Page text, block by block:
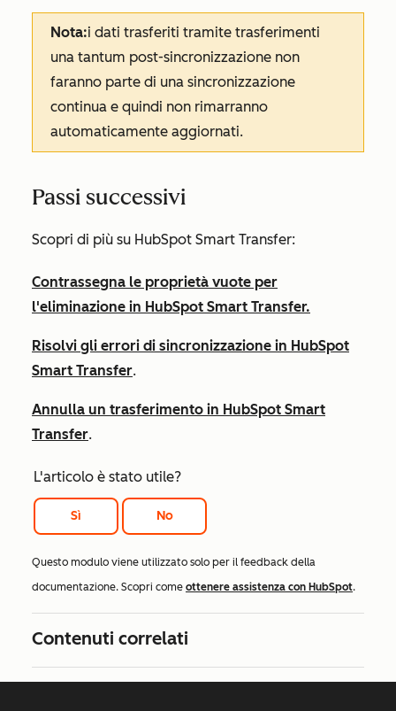
Nota:i dati trasferiti tramite trasferimenti
una tantum post-sincronizzazione non
faranno parte di una sincronizzazione
continua e quindi non rimarranno
automaticamente aggiornati.
Passi successivi
Scopri di più su HubSpot Smart Transfer:
Contrassegna le proprietà vuote per
l'eliminazione in HubSpot Smart Transfer.
Risolvi gli errori di sincronizzazione in HubSpot
Smart Transfer.
Annulla un trasferimento in HubSpot Smart
Transfer.
L'articolo è stato utile?
Sì No
Questo modulo viene utilizzato solo per il feedback della
documentazione. Scopri come ottenere assistenza con HubSpot.
Contenuti correlati